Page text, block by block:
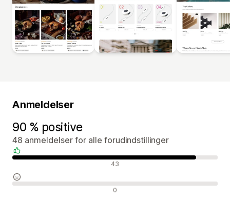
Anmeldelser
90 % positive
48 anmeldelser for alle forudindstillinger
Positive anmeldelser 43
Neutrale anmeldelser 0